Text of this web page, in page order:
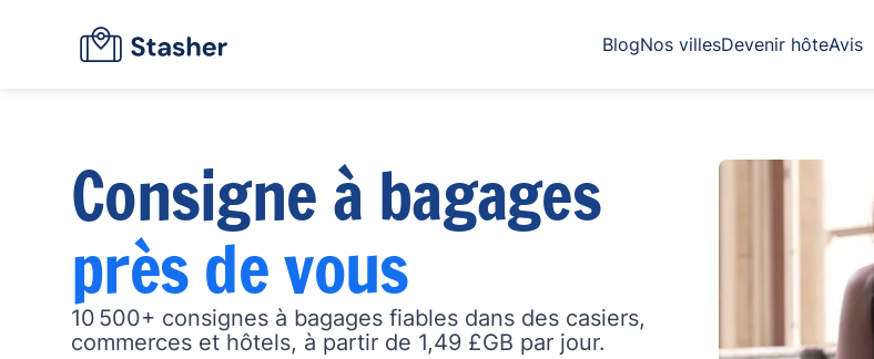
BlogNos villesDevenir hôteAvis
Consigne à bagages
près de vous
10 500+ consignes à bagages fiables dans des casiers,
commerces et hôtels, à partir de 1,49 £GB par jour.